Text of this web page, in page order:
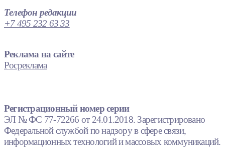
Телефон редакции
+7 495 232 63 33
Реклама на сайте
Росреклама
Регистрационный номер серии
ЭЛ № ФС 77-72266 от 24.01.2018. Зарегистрировано
Федеральной службой по надзору в сфере связи,
информационных технологий и массовых коммуникаций.